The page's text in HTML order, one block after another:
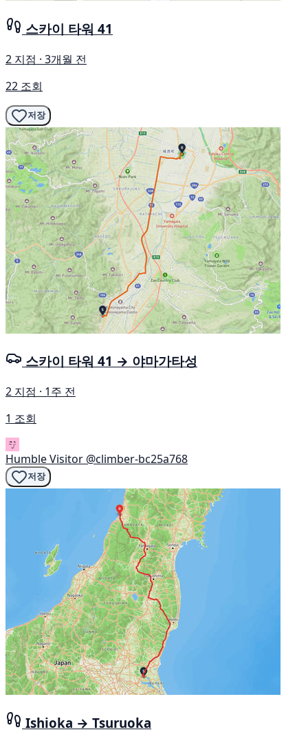
스카이 타워 41
2 지점 · 3개월 전
22 조회
저장
스카이 타워 41 → 야마가타성
2 지점 · 1주 전
1 조회
Humble Visitor @climber-bc25a768
저장
Ishioka → Tsuruoka